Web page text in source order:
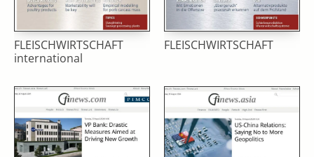
FLEISCHWIRTSCHAFT
international
FLEISCHWIRTSCHAFT